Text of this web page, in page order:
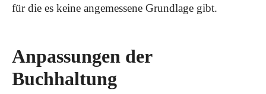
für die es keine angemessene Grundlage gibt.
Anpassungen der
Buchhaltung